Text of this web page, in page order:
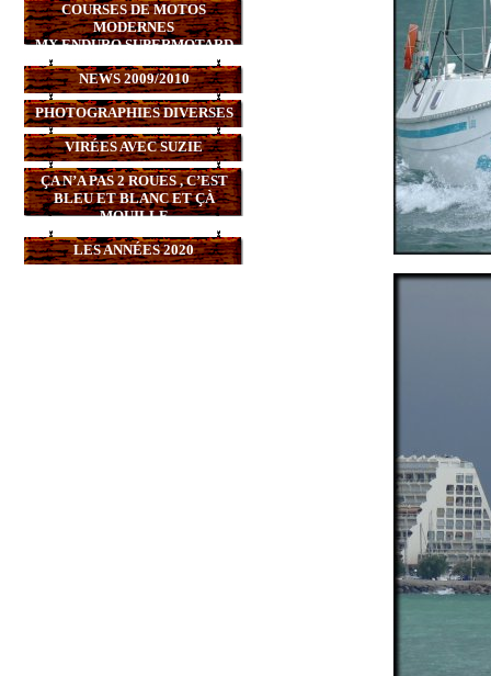
COURSES DE MOTOS
MODERNES
MX,ENDURO,SUPERMOTARD
NEWS 2009/2010
PHOTOGRAPHIES DIVERSES
VIRÉES AVEC SUZIE
ÇA N’A PAS 2 ROUES , C’EST
BLEU ET BLANC ET ÇÀ
MOUILLE
LES ANNÉES 2020